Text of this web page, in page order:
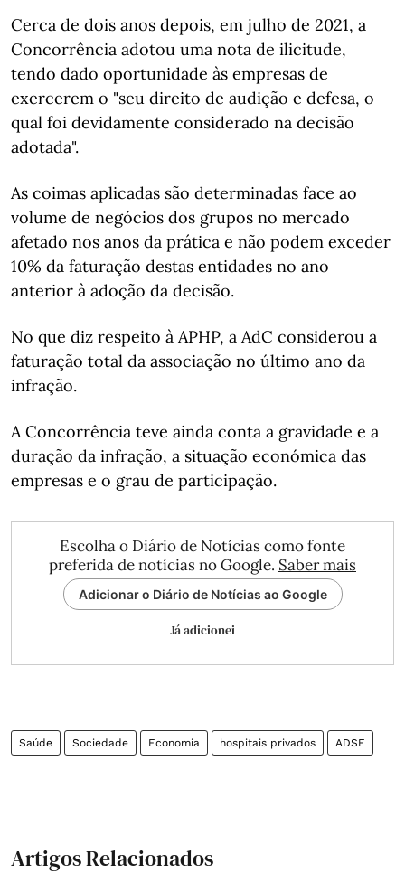
Cerca de dois anos depois, em julho de 2021, a
Concorrência adotou uma nota de ilicitude,
tendo dado oportunidade às empresas de
exercerem o "seu direito de audição e defesa, o
qual foi devidamente considerado na decisão
adotada".
As coimas aplicadas são determinadas face ao
volume de negócios dos grupos no mercado
afetado nos anos da prática e não podem exceder
10% da faturação destas entidades no ano
anterior à adoção da decisão.
No que diz respeito à APHP, a AdC considerou a
faturação total da associação no último ano da
infração.
A Concorrência teve ainda conta a gravidade e a
duração da infração, a situação económica das
empresas e o grau de participação.
Escolha o Diário de Notícias como fonte
preferida de notícias no Google. Saber mais
Adicionar o Diário de Notícias ao Google
Já adicionei
Saúde Sociedade Economia hospitais privados ADSE
Artigos Relacionados